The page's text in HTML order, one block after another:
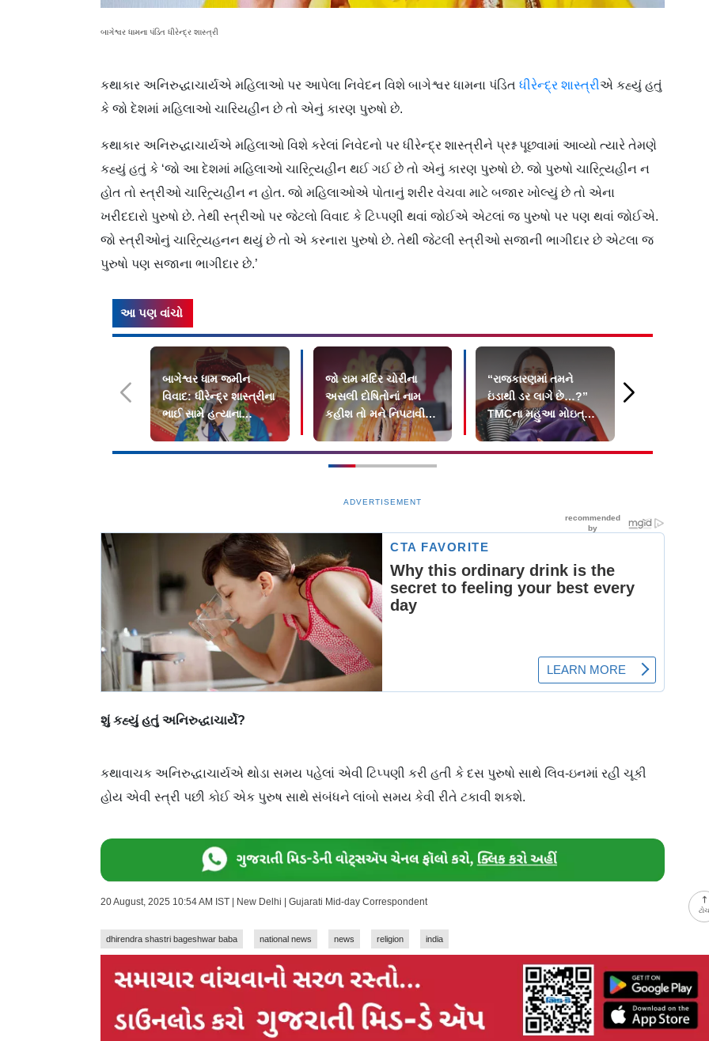
બાગેશ્વર ધામના પંડિત ધીરેન્દ્ર શાસ્ત્રી
કથાકાર અનિરુદ્ધાચાર્યએ મહિલાઓ પર આપેલા નિવેદન વિશે બાગેશ્વર ધામના પંડિત ધીરેન્દ્ર શાસ્ત્રીએ કહ્યું હતું
કે જો દેશમાં મહિલાઓ ચારિયહીન છે તો એનું કારણ પુરુષો છે.
કથાકાર અનિરુદ્ધાચાર્યએ મહિલાઓ વિશે કરેલાં નિવેદનો પર ધીરેન્દ્ર શાસ્ત્રીને પ્રશ્ન પૂછવામાં આવ્યો ત્યારે તેમણે
કહ્યું હતું કે ‘જો આ દેશમાં મહિલાઓ ચારિત્ર્યહીન થઈ ગઈ છે તો એનું કારણ પુરુષો છે. જો પુરુષો ચારિત્ર્યહીન ન
હોત તો સ્ત્રીઓ ચારિત્ર્યહીન ન હોત. જો મહિલાઓએ પોતાનું શરીર વેચવા માટે બજાર ખોલ્યું છે તો એના
ખરીદદારો પુરુષો છે. તેથી સ્ત્રીઓ પર જેટલો વિવાદ કે ટિપ્પણી થવાં જોઈએ એટલાં જ પુરુષો પર પણ થવાં જોઈએ.
જો સ્ત્રીઓનું ચારિત્ર્યહનન થયું છે તો એ કરનારા પુરુષો છે. તેથી જેટલી સ્ત્રીઓ સજાની ભાગીદાર છે એટલા જ
પુરુષો પણ સજાના ભાગીદાર છે.’
આ પણ વાંચો
બાગેશ્વર ધામ જમીન
વિવાદ: ધીરેન્દ્ર શાસ્ત્રીના
ભાઈ સામે હત્યાના
પ્રયાસની FIR
જો રામ મંદિર ચોરીના
અસલી દોષિતોનાં નામ
કહીશ તો મને નિપટાવી
દેવામાં આવશે
“રાજકારણમાં તમને
ઇંડાથી ડર લાગે છે…?”
TMCના મહુઆ મોઇત્રાને
સુપ્રીમ કોર્ટનો ઝટકો
ADVERTISEMENT
શું કહ્યું હતું અનિરુદ્ધાચાર્યે?
કથાવાચક અનિરુદ્ધાચાર્યએ થોડા સમય પહેલાં એવી ટિપ્પણી કરી હતી કે દસ પુરુષો સાથે લિવ-ઇનમાં રહી ચૂકી
હોય એવી સ્ત્રી પછી કોઈ એક પુરુષ સાથે સંબંધને લાંબો સમય કેવી રીતે ટકાવી શકશે.
20 August, 2025 10:54 AM IST | New Delhi | Gujarati Mid-day Correspondent
dhirendra shastri bageshwar baba national news news religion india